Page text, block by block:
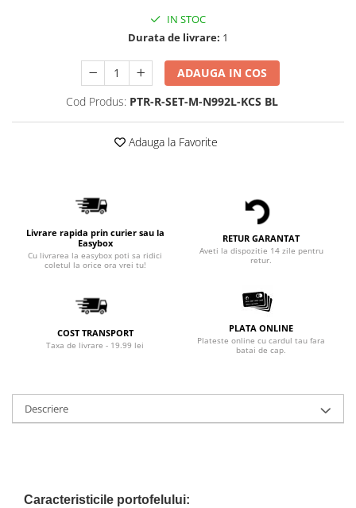
IN STOC
Durata de livrare: 1
ADAUGA IN COS
Cod Produs: PTR-R-SET-M-N992L-KCS BL
Adauga la Favorite
Livrare rapida prin curier sau la
Easybox
Cu livrarea la easybox poti sa ridici
coletul la orice ora vrei tu!
RETUR GARANTAT
Aveti la dispozitie 14 zile pentru
retur.
COST TRANSPORT
Taxa de livrare - 19.99 lei
PLATA ONLINE
Plateste online cu cardul tau fara
batai de cap.
Descriere
Caracteristicile portofelului: